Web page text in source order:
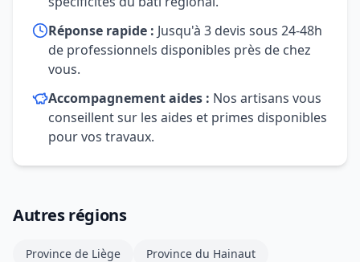
Réponse rapide : Jusqu'à 3 devis sous 24-48h
de professionnels disponibles près de chez
vous.
Accompagnement aides : Nos artisans vous
conseillent sur les aides et primes disponibles
pour vos travaux.
Autres régions
Province de Liège
Province du Hainaut